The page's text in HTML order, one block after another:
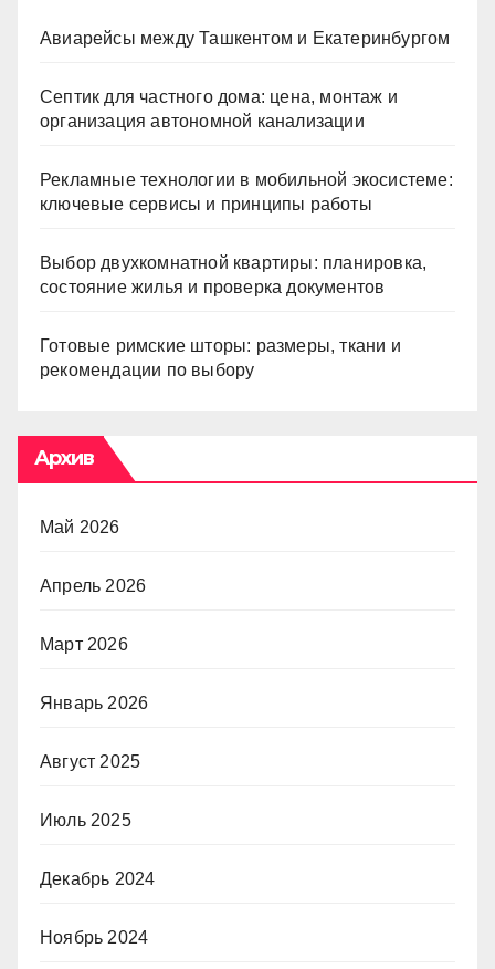
Авиарейсы между Ташкентом и Екатеринбургом
Септик для частного дома: цена, монтаж и
организация автономной канализации
Рекламные технологии в мобильной экосистеме:
ключевые сервисы и принципы работы
Выбор двухкомнатной квартиры: планировка,
состояние жилья и проверка документов
Готовые римские шторы: размеры, ткани и
рекомендации по выбору
Архив
Май 2026
Апрель 2026
Март 2026
Январь 2026
Август 2025
Июль 2025
Декабрь 2024
Ноябрь 2024